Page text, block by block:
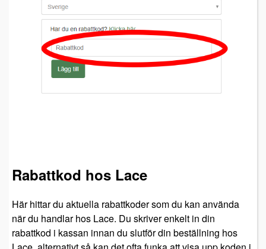
Rabattkod hos Lace
Här hittar du aktuella rabattkoder som du kan använda
när du handlar hos Lace. Du skriver enkelt in din
rabattkod i kassan innan du slutför din beställning hos